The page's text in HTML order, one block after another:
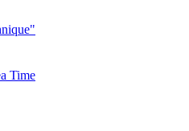
Time